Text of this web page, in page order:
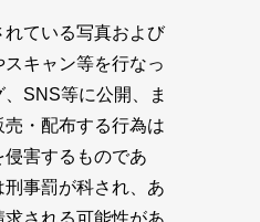
ている写真および
キャン等を行なっ
SNS等に公開、ま
・配布する行為は
害するものであ
刑事罰が科され、あ